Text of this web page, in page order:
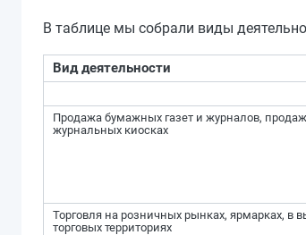
В таблице мы собрали виды
Вид деятельности
Продажа бумажных газет и журналов,
журнальных киосках
Торговля на розничных рынках, ярмарках, в
торговых территориях